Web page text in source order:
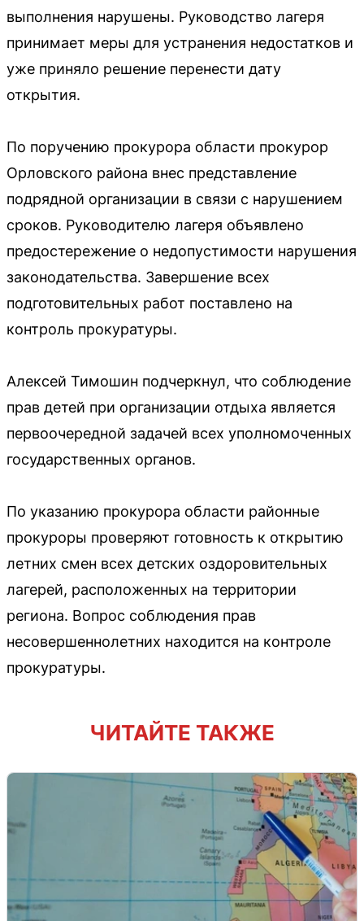
выполнения нарушены. Руководство лагеря
принимает меры для устранения недостатков и
уже приняло решение перенести дату
открытия.
По поручению прокурора области прокурор
Орловского района внес представление
подрядной организации в связи с нарушением
сроков. Руководителю лагеря объявлено
предостережение о недопустимости нарушения
законодательства. Завершение всех
подготовительных работ поставлено на
контроль прокуратуры.
Алексей Тимошин подчеркнул, что соблюдение
прав детей при организации отдыха является
первоочередной задачей всех уполномоченных
государственных органов.
По указанию прокурора области районные
прокуроры проверяют готовность к открытию
летних смен всех детских оздоровительных
лагерей, расположенных на территории
региона. Вопрос соблюдения прав
несовершеннолетних находится на контроле
прокуратуры.
ЧИТАЙТЕ ТАКЖЕ